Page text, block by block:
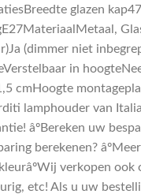
glazen
(dimmer niet
in
cmHoogte
lamphouder van
âºBereken uw
berekenen?
verkopen ook
etc! Als u uw